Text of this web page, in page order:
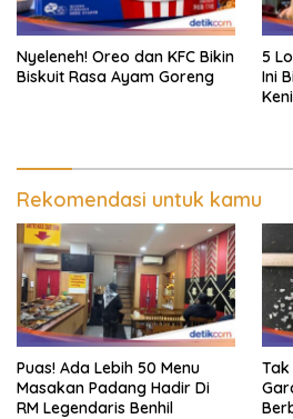
Nyeleneh! Oreo dan KFC Bikin
Biskuit Rasa Ayam Goreng
5
Ini
Rekomendasi untuk kamu
Puas! Ada Lebih 50 Menu
Masakan Padang Hadir Di
RM Legendaris Benhil
Tak